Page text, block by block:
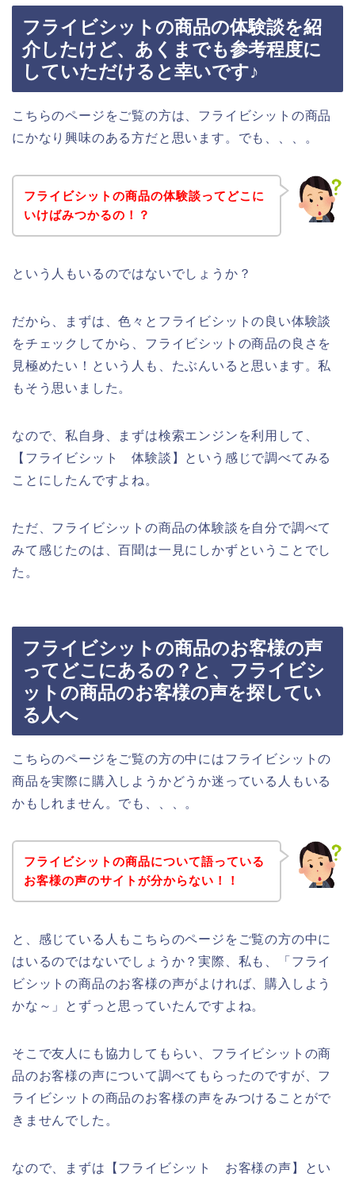
フライビシットの商品の体験談を紹
介したけど、あくまでも参考程度に
していただけると幸いです♪
こちらのページをご覧の方は、フライビシットの商品
にかなり興味のある方だと思います。でも、、、。
フライビシットの商品の体験談ってどこに
いけばみつかるの！？
という人もいるのではないでしょうか？
だから、まずは、色々とフライビシットの良い体験談
をチェックしてから、フライビシットの商品の良さを
見極めたい！という人も、たぶんいると思います。私
もそう思いました。
なので、私自身、まずは検索エンジンを利用して、
【フライビシット 体験談】という感じで調べてみる
ことにしたんですよね。
ただ、フライビシットの商品の体験談を自分で調べて
みて感じたのは、百聞は一見にしかずということでし
た。
フライビシットの商品のお客様の声
ってどこにあるの？と、フライビシ
ットの商品のお客様の声を探してい
る人へ
こちらのページをご覧の方の中にはフライビシットの
商品を実際に購入しようかどうか迷っている人もいる
かもしれません。でも、、、。
フライビシットの商品について語っている
お客様の声のサイトが分からない！！
と、感じている人もこちらのページをご覧の方の中に
はいるのではないでしょうか？実際、私も、「フライ
ビシットの商品のお客様の声がよければ、購入しよう
かな～」とずっと思っていたんですよね。
そこで友人にも協力してもらい、フライビシットの商
品のお客様の声について調べてもらったのですが、フ
ライビシットの商品のお客様の声をみつけることがで
きませんでした。
なので、まずは【フライビシット お客様の声】とい